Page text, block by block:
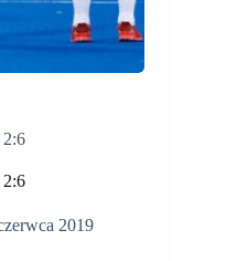
2:6
2:6
2019